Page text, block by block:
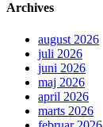
Archives
august 2026
juli 2026
juni 2026
maj 2026
april 2026
marts 2026